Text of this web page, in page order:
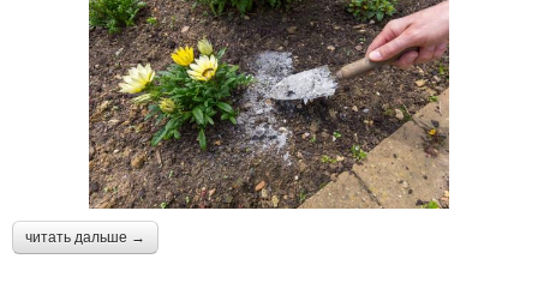
читать дальше →